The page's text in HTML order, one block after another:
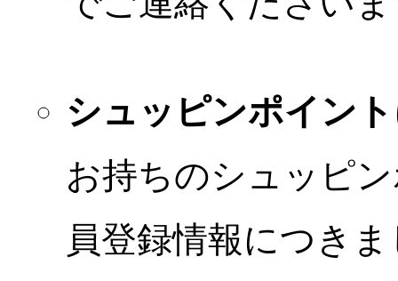
シュッピンポイン
お持ちのシュッピ
員登録情報につき